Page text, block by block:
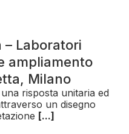
Laboratori
ampliamento
Milano
risposta unitaria ed
un disegno
[...]